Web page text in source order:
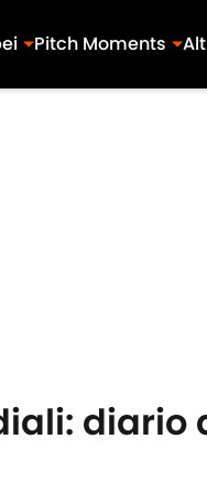
Pitch Moments
diario